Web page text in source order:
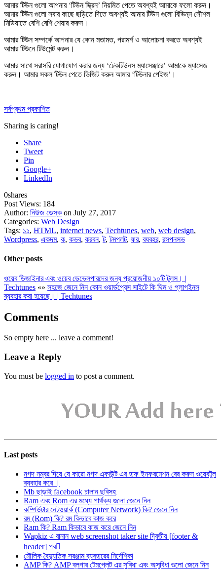
আমার টিউন গুলো আপনার ‘টিউন স্ক্রিন’ নিয়মিত পেতে অবশ্যই আমাকে ফলো করুন।
আমার টিউন গুলো সবার কাছে ছড়িতে দিতে অবশ্যই আমার টিউন গুলো বিভিন্ন সৌশল
মিডিয়াতে বেশি বেশিশেয়ার করুন।
আমার টিউন সম্পর্কে আপনার যে কোন মতামত, পরামর্শ ও আলোচনা করতে অবশ্যই
আমার টিউনেটিউমেন্ট করুন।
আমার সাথে সরাসরি যোগাযোগ করার জন্য ‘টেকটিউনস ম্যাসেঞ্জারে’ আমাকেম্যাসেজ
করুন। আমার সকল টিউন পেতে ভিজিট করুন আমার ‘টিউনার পেইজ’ ।
সর্বপ্রথম প্রকাশিত
Sharing is caring!
Share
Tweet
Pin
Google+
LinkedIn
0shares
Post Views: 184
Author: নিউজ ডেস্ক on July 27, 2017
Categories: Web Design
Tags: ১১, HTML, internet news, Techtunes, web, web design,
Wordpress, একদম, ক, কভব, করবন,ট,টমপলট, ফর, বযবহর, রসপনসভ
Other posts
ওয়েব ডিজাইনার এবং ওয়েব ডেভেলপারদের জন্য প্রয়োজনীয় ১০টি টুলস। |
Techtunes «» সহজে জেনে নিন কোন ওয়ার্ডপ্রেস সাইটে কি থিম ও প্লাগইনস
ব্যবহার করা হয়েছে। | Techtunes
Comments
So empty here ... leave a comment!
Leave a Reply
You must be logged in to post a comment.
Last posts
নগদ নম্বর দিয়ে যে কারো নগদ একাউন্ট এর হাফ ইনফরমেশন বের করুন ওয়েবটুল
ব্যবহার করে ।
Mb ছাড়াই facebook চালান ছবিসহ
Ram এবং Rom এর মধ্যে পার্থক্য গুলো জেনে নিন
কম্পিউটার নেটওয়ার্ক (Computer Network) কি? জেনে নিন
রম (Rom) কি? রম কিভাবে কাজ করে
Ram কি? Ram কিভাবে কাজ করে জেনে নিন
Wapkiz এ বানান web screenshot taker site দ্বিতীয় [footer &
header] পব
মৌলিক বৈদ্যুতিক সরঞ্জাম ব্যবহারের নির্দেশিকা
AMP কি? AMP ব্লগার টেমপ্লেট এর সুবিধা এবং অসুবিধা গুলো জেনে নিন